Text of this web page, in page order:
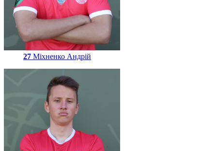
27 Міхненко Андрій